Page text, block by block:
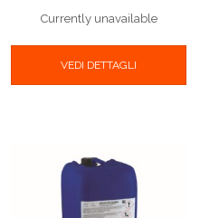
Currently unavailable
VEDI DETTAGLI